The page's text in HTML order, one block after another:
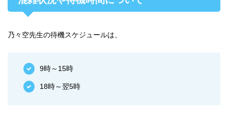
乃々空先生の待機スケジュールは、
9時～15時
18時～翌5時